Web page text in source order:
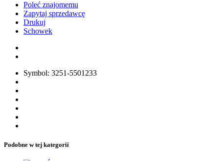
Poleć znajomemu
Zapytaj sprzedawcę
Drukuj
Schowek
Symbol: 3251-5501233
Podobne w tej kategorii